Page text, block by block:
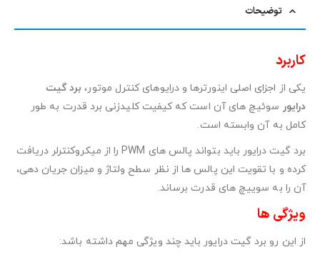
توضیحات
کاربرد
یکی از اجزای اصلی اینورترها و درایوهای کنترل موتور، برد گیت
درایور سوئیچ های آن است که کیفیت کلیدزنی برد قدرت به طور
کامل به آن وابسته است.
برد گیت درایور باید بتواند پالس های PWM را از میکروکنترلر دریافت
کرده و با تقویت این پالس ها از نظر سطح ولتاژ و میزان جریان دهی،
آن را به سوییچ های قدرت برساند.
ویژگی ها
از این رو برد گیت درایور باید چند ویژگی مهم داشته باشد: